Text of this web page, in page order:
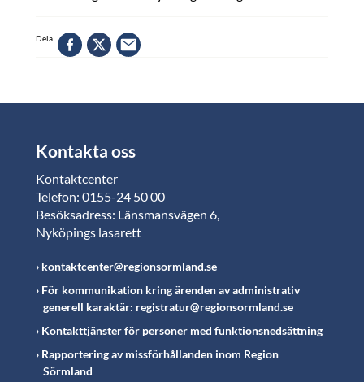
Dela
Kontakta oss
Kontaktcenter
Telefon: 0155-24 50 00
Besöksadress: Länsmansvägen 6,
Nyköpings lasarett
kontaktcenter@regionsormland.se
För kommunikation kring ärenden av administrativ
generell karaktär: registratur@regionsormland.se
Kontakttjänster för personer med funktionsnedsättning
Rapportering av missförhållanden inom Region
Sörmland